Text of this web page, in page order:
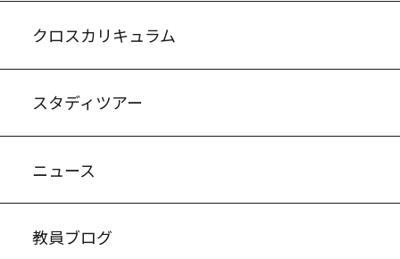
クロスカリキュラム
スタディツアー
ニュース
教員ブログ